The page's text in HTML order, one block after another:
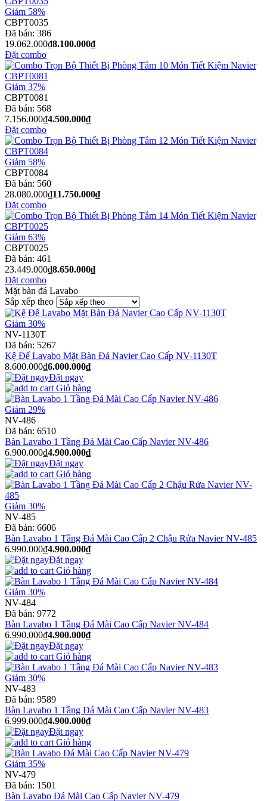
Giảm 58%
CBPT0035
Đã bán: 386
19.062.000₫8.100.000₫
Đặt combo
Giảm 37%
CBPT0081
Đã bán: 568
7.156.000₫4.500.000₫
Đặt combo
Giảm 58%
CBPT0084
Đã bán: 560
28.080.000₫11.750.000₫
Đặt combo
Giảm 63%
CBPT0025
Đã bán: 461
23.449.000₫8.650.000₫
Đặt combo
Mặt bàn đá Lavabo
Sắp xếp theo
Giảm 30%
NV-1130T
Đã bán: 5267
Kệ Để Lavabo Mặt Bàn Đá Navier Cao Cấp NV-1130T
8.600.000₫6.000.000₫
Đặt ngay
Giỏ hàng
Giảm 29%
NV-486
Đã bán: 6510
Bàn Lavabo 1 Tầng Đá Mài Cao Cấp Navier NV-486
6.900.000₫4.900.000₫
Đặt ngay
Giỏ hàng
Giảm 30%
NV-485
Đã bán: 6606
Bàn Lavabo 1 Tầng Đá Mài Cao Cấp 2 Chậu Rửa Navier NV-485
6.990.000₫4.900.000₫
Đặt ngay
Giỏ hàng
Giảm 30%
NV-484
Đã bán: 9772
Bàn Lavabo 1 Tầng Đá Mài Cao Cấp Navier NV-484
6.990.000₫4.900.000₫
Đặt ngay
Giỏ hàng
Giảm 30%
NV-483
Đã bán: 9589
Bàn Lavabo 1 Tầng Đá Mài Cao Cấp Navier NV-483
6.999.000₫4.900.000₫
Đặt ngay
Giỏ hàng
Giảm 35%
NV-479
Đã bán: 1501
Bàn Lavabo Đá Mài Cao Cấp Navier NV-479